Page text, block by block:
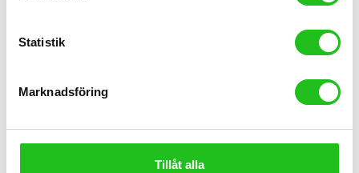
Statistik
Marknadsföring
Tillåt alla